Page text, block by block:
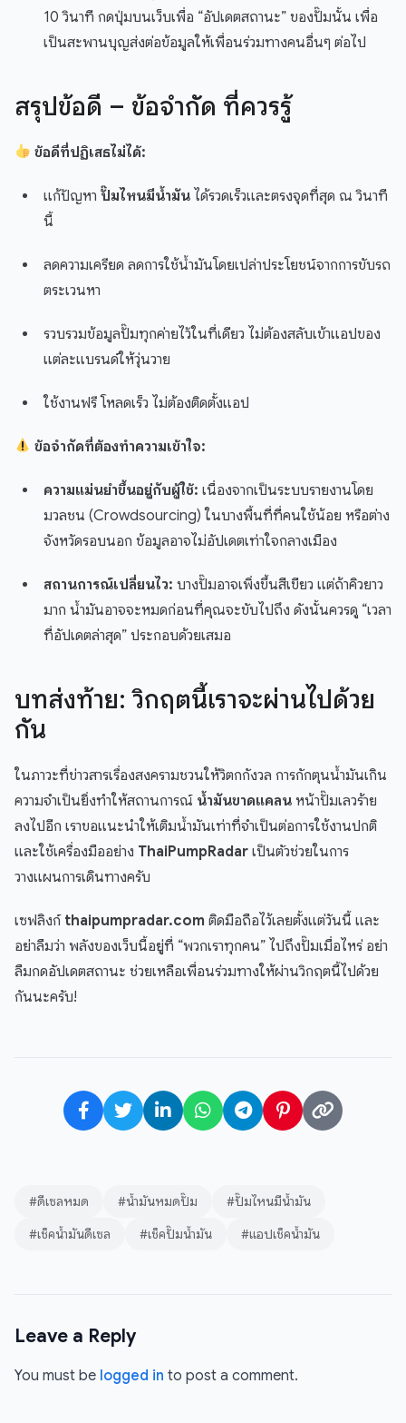
10 วินาที กดปุ่มบนเว็บเพื่อ “อัปเดตสถานะ” ของปั๊มนั้น เพื่อ
เป็นสะพานบุญส่งต่อข้อมูลให้เพื่อนร่วมทางคนอื่นๆ ต่อไป
สรุปข้อดี – ข้อจำกัด ที่ควรรู้
ข้อดีที่ปฏิเสธไม่ได้:
แก้ปัญหา ปั๊มไหนมีน้ำมัน ได้รวดเร็วและตรงจุดที่สุด ณ วินาที
นี้
ลดความเครียด ลดการใช้น้ำมันโดยเปล่าประโยชน์จากการขับรถ
ตระเวนหา
รวบรวมข้อมูลปั๊มทุกค่ายไว้ในที่เดียว ไม่ต้องสลับเข้าแอปของ
แต่ละแบรนด์ให้วุ่นวาย
ใช้งานฟรี โหลดเร็ว ไม่ต้องติดตั้งแอป
ข้อจำกัดที่ต้องทำความเข้าใจ:
ความแม่นยำขึ้นอยู่กับผู้ใช้: เนื่องจากเป็นระบบรายงานโดย
มวลชน (Crowdsourcing) ในบางพื้นที่ที่คนใช้น้อย หรือต่าง
จังหวัดรอบนอก ข้อมูลอาจไม่อัปเดตเท่าใจกลางเมือง
สถานการณ์เปลี่ยนไว: บางปั๊มอาจเพิ่งขึ้นสีเขียว แต่ถ้าคิวยาว
มาก น้ำมันอาจจะหมดก่อนที่คุณจะขับไปถึง ดังนั้นควรดู “เวลา
ที่อัปเดตล่าสุด” ประกอบด้วยเสมอ
บทส่งท้าย: วิกฤตนี้เราจะผ่านไปด้วย
กัน
ในภาวะที่ข่าวสารเรื่องสงครามชวนให้วิตกกังวล การกักตุนน้ำมันเกิน
ความจำเป็นยิ่งทำให้สถานการณ์ น้ำมันขาดแคลน หน้าปั๊มเลวร้าย
ลงไปอีก เราขอแนะนำให้เติมน้ำมันเท่าที่จำเป็นต่อการใช้งานปกติ
และใช้เครื่องมืออย่าง ThaiPumpRadar เป็นตัวช่วยในการ
วางแผนการเดินทางครับ
เซฟลิงก์ thaipumpradar.com ติดมือถือไว้เลยตั้งแต่วันนี้ และ
อย่าลืมว่า พลังของเว็บนี้อยู่ที่ “พวกเราทุกคน” ไปถึงปั๊มเมื่อไหร่ อย่า
ลืมกดอัปเดตสถานะ ช่วยเหลือเพื่อนร่วมทางให้ผ่านวิกฤตนี้ไปด้วย
กันนะครับ!
#ดีเซลหมด #น้ำมันหมดปั๊ม
#ปั๊มไหนมีน้ำมัน
#เช็คน้ำมันดีเซล
#เช็คปั๊มน้ำมัน #แอปเช็คน้ำมัน
Leave a Reply
You must be logged in to post a comment.